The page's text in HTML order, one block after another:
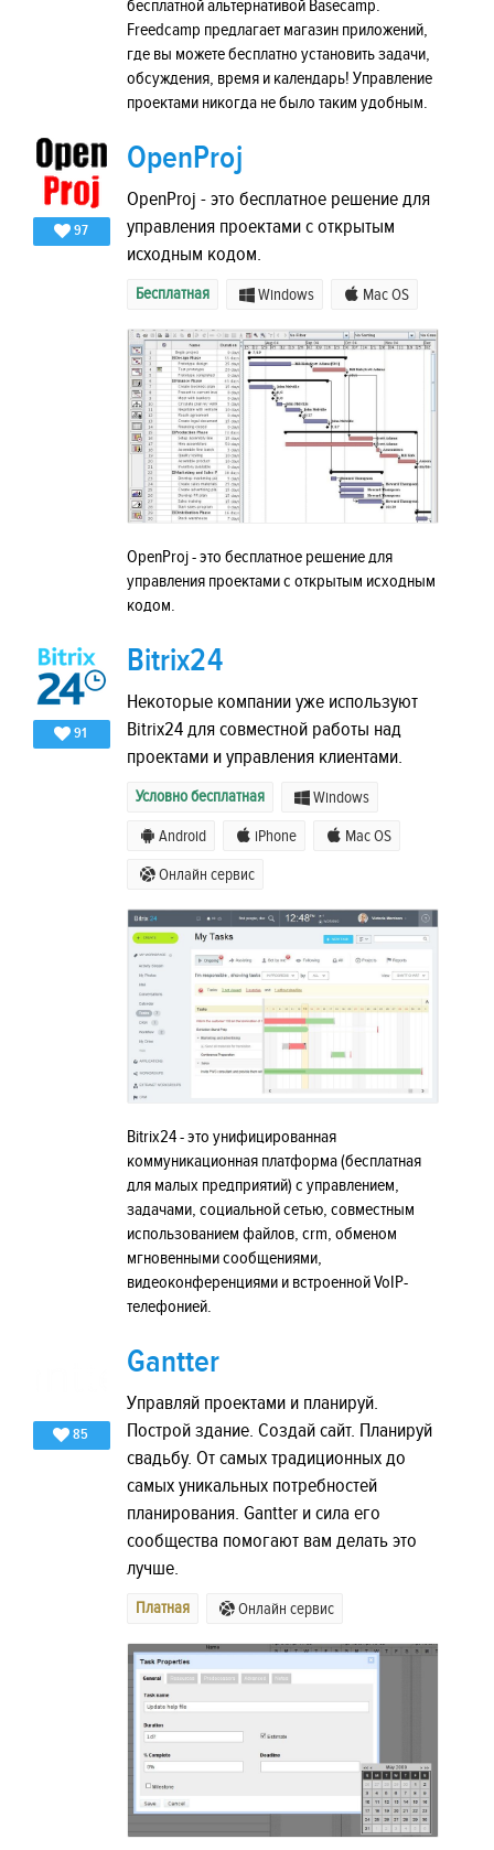
бесплатной альтернативой Basecamp.
Freedcamp предлагает магазин приложений,
где вы можете бесплатно установить задачи,
обсуждения, время и календарь! Управление
проектами никогда не было таким удобным.
97
OpenProj
OpenProj - это бесплатное решение для
управления проектами с открытым
исходным кодом.
Бесплатная Windows Mac OS
OpenProj - это бесплатное решение для
управления проектами с открытым исходным
кодом.
91
Bitrix24
Некоторые компании уже используют
Bitrix24 для совместной работы над
проектами и управления клиентами.
Условно бесплатная Windows
Android iPhone Mac OS
Онлайн сервис
Bitrix24 - это унифицированная
коммуникационная платформа (бесплатная
для малых предприятий) с управлением,
задачами, социальной сетью, совместным
использованием файлов, crm, обменом
мгновенными сообщениями,
видеоконференциями и встроенной VoIP-
телефонией.
85
Gantter
Управляй проектами и планируй.
Построй здание. Создай сайт. Планируй
свадьбу. От самых традиционных до
самых уникальных потребностей
планирования. Gantter и сила его
сообщества помогают вам делать это
лучше.
Платная Онлайн сервис